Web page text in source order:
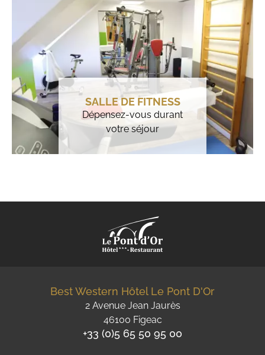
SALLE DE FITNESS
Dépensez-vous durant
votre séjour
Best Western Hôtel Le Pont D'Or
2 Avenue Jean Jaurès
46100 Figeac
+33 (0)5 65 50 95 00